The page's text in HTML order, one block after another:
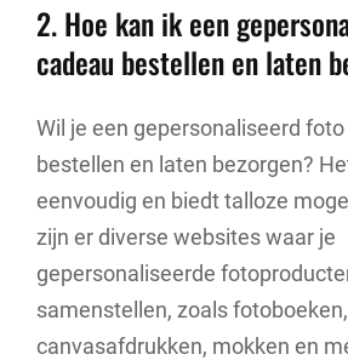
2. Hoe kan ik een
cadeau bestellen en laten
Wil je een gepersonaliseerd
bestellen en laten bezorgen?
eenvoudig en biedt talloze
zijn er diverse websites waar je
gepersonaliseerde
samenstellen, zoals fotoboeken,
canvasafdrukken, mokken en